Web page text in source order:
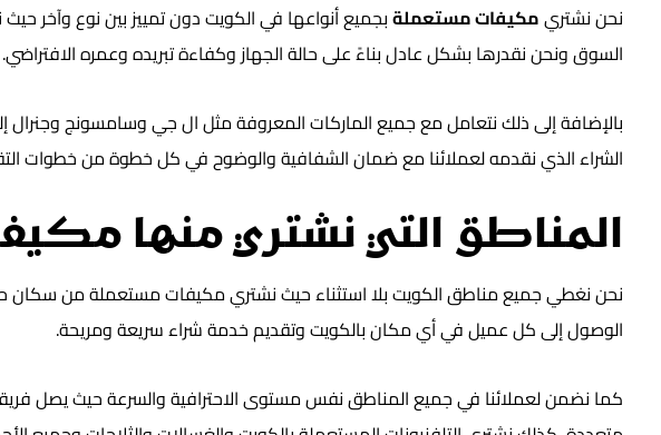
نحن نشتريمكيفات مستعملةبجميع أنواعها في الكويت دون تمييز بين نوع وآخر
السوق ونحن نقدرها بشكل عادل بناءً على حالة الجهاز وكفاءة تبريده وعمره الافتراضي.
بالإضافة إلى ذلك نتعامل مع جميع الماركات المعروفة مثل ال جي وسامسونج
الشراء الذي نقدمه لعملائنا مع ضمان الشفافية والوضوح في كل خطوة من خطوات
المناطق التي نشتري منها
نحن نغطي جميع مناطق الكويت بلا استثناء حيث نشتري مكيفات مستعملة من سكان
الوصول إلى كل عميل في أي مكان بالكويت وتقديم خدمة شراء سريعة ومريحة.
كما نضمن لعملائنا في جميع المناطق نفس مستوى الاحترافية والسرعة حيث يصل